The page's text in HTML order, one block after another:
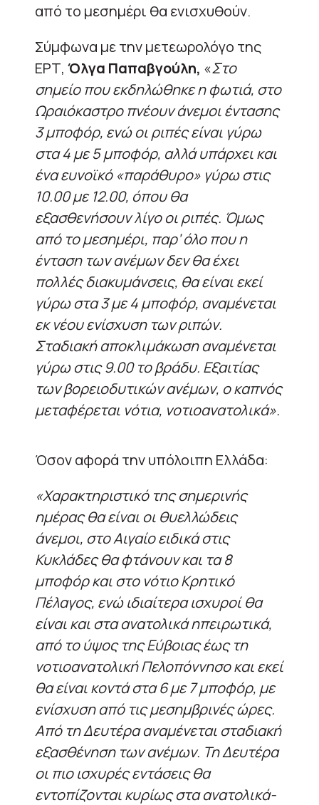
από το μεσημέρι θα ενισχυθούν.
Σύμφωνα με την μετεωρολόγο της
ΕΡΤ, Όλγα Παπαβγούλη, «Στο
σημείο που εκδηλώθηκε η φωτιά, στο
Ωραιόκαστρο πνέουν άνεμοι έντασης
3 μποφόρ, ενώ οι ριπές είναι γύρω
στα 4 με 5 μποφόρ, αλλά υπάρχει και
ένα ευνοϊκό «παράθυρο» γύρω στις
10.00 με 12.00, όπου θα
εξασθενήσουν λίγο οι ριπές. Όμως
από το μεσημέρι, παρ’ όλο που η
ένταση των ανέμων δεν θα έχει
πολλές διακυμάνσεις, θα είναι εκεί
γύρω στα 3 με 4 μποφόρ, αναμένεται
εκ νέου ενίσχυση των ριπών.
Σταδιακή αποκλιμάκωση αναμένεται
γύρω στις 9.00 το βράδυ. Εξαιτίας
των βορειοδυτικών ανέμων, ο καπνός
μεταφέρεται νότια, νοτιοανατολικά».
Όσον αφορά την υπόλοιπη Ελλάδα:
«Χαρακτηριστικό της σημερινής
ημέρας θα είναι οι θυελλώδεις
άνεμοι, στο Αιγαίο ειδικά στις
Κυκλάδες θα φτάνουν και τα 8
μποφόρ και στο νότιο Κρητικό
Πέλαγος, ενώ ιδιαίτερα ισχυροί θα
είναι και στα ανατολικά ηπειρωτικά,
από το ύψος της Εύβοιας έως τη
νοτιοανατολική Πελοπόννησο και εκεί
θα είναι κοντά στα 6 με 7 μποφόρ, με
ενίσχυση από τις μεσημβρινές ώρες.
Από τη Δευτέρα αναμένεται σταδιακή
εξασθένηση των ανέμων. Τη Δευτέρα
οι πιο ισχυρές εντάσεις θα
εντοπίζονται κυρίως στα ανατολικά-